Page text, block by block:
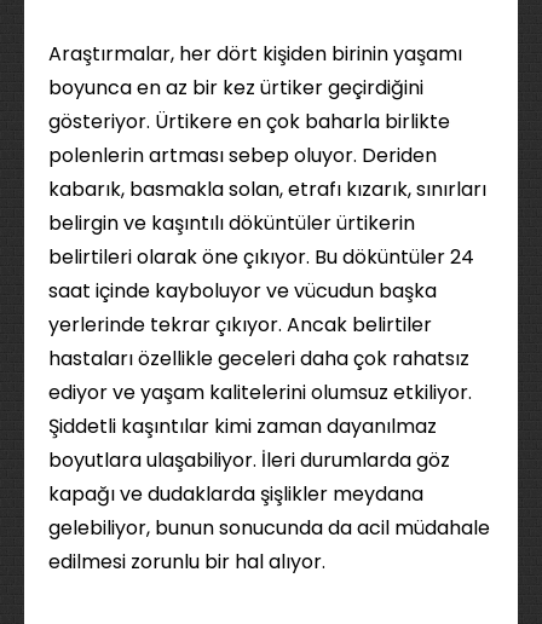
Araştırmalar, her dört kişiden birinin yaşamı
boyunca en az bir kez ürtiker geçirdiğini
gösteriyor. Ürtikere en çok baharla birlikte
polenlerin artması sebep oluyor. Deriden
kabarık, basmakla solan, etrafı kızarık, sınırları
belirgin ve kaşıntılı döküntüler ürtikerin
belirtileri olarak öne çıkıyor. Bu döküntüler 24
saat içinde kayboluyor ve vücudun başka
yerlerinde tekrar çıkıyor. Ancak belirtiler
hastaları özellikle geceleri daha çok rahatsız
ediyor ve yaşam kalitelerini olumsuz etkiliyor.
Şiddetli kaşıntılar kimi zaman dayanılmaz
boyutlara ulaşabiliyor. İleri durumlarda göz
kapağı ve dudaklarda şişlikler meydana
gelebiliyor, bunun sonucunda da acil müdahale
edilmesi zorunlu bir hal alıyor.